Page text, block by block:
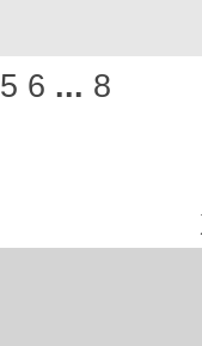
5 6 ... 8